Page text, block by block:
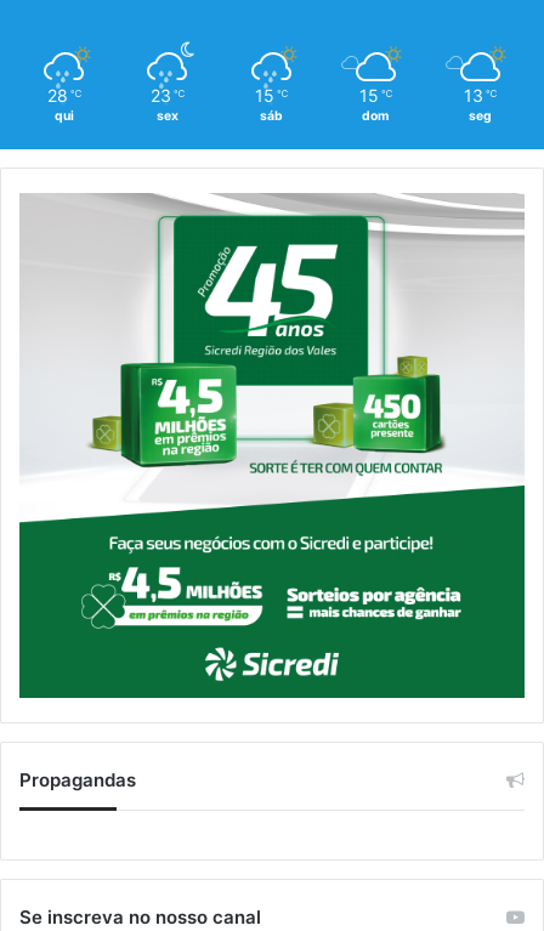
28 ℃
qui
23 ℃
sex
15 ℃
sáb
15 ℃
dom
13 ℃
seg
Propagandas
Se inscreva no nosso canal